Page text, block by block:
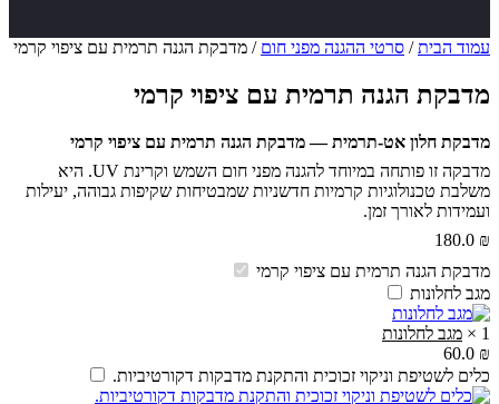
עמוד הבית/ סרטי ההגנה מפני חום / מדבקת הגנה תרמית עם ציפוי קרמי
מדבקת הגנה תרמית עם ציפוי קרמי
מדבקת חלון אט-תרמית — מדבקת הגנה תרמית עם ציפוי קרמי
מדבקה זו פותחה במיוחד להגנה מפני חום השמש וקרינת UV. היא
משלבת טכנולוגיות קרמיות חדשניות שמבטיחות שקיפות גבוהה, יעילות
ועמידות לאורך זמן.
180.0 ₪
מדבקת הגנה תרמית עם ציפוי קרמי
מגב לחלונות
1
× מגב לחלונות
60.0 ₪
כלים לשטיפת וניקוי זכוכית והתקנת מדבקות דקורטיביות.